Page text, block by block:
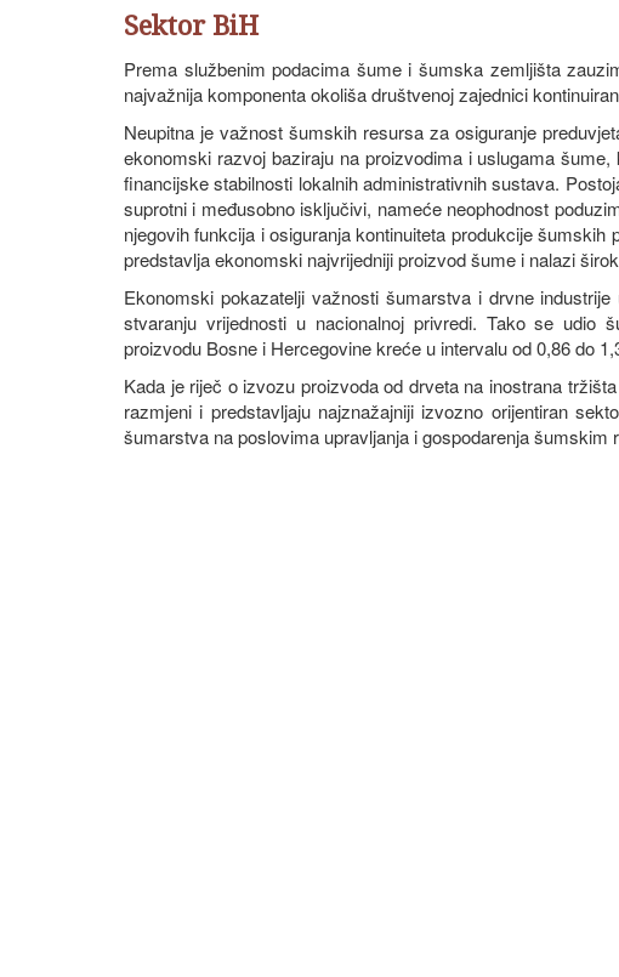
Sektor BiH
Prema službenim podacima šume i šumska zemljišta
najvažnija komponenta okoliša društvenoj zajednici
Neupitna je važnost šumskih resursa za osiguranje
ekonomski razvoj baziraju na proizvodima i uslugama
financijske stabilnosti lokalnih administrativnih sustava.
suprotni i međusobno isključivi, nameće neophodnost
njegovih funkcija i osiguranja kontinuiteta produkcije
predstavlja ekonomski najvrijedniji proizvod šume i nalazi
Ekonomski pokazatelji važnosti šumarstva i drvne
stvaranju vrijednosti u nacionalnoj privredi. Tako se udio
proizvodu Bosne i Hercegovine kreće u intervalu od 0,86 do
Kada je riječ o izvozu proizvoda od drveta na inostrana
razmjeni i predstavljaju najznažajniji izvozno orijentiran
šumarstva na poslovima upravljanja i gospodarenja